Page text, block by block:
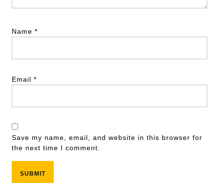
Name *
Email *
Save my name, email, and website in this browser for
the next time I comment.